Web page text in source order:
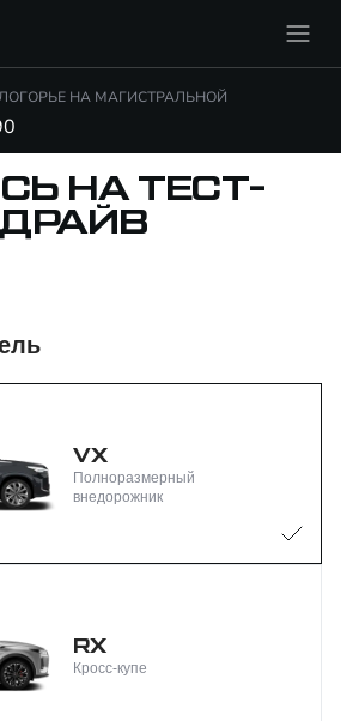
НА МАГИСТРАЛЬНОЙ
НА ТЕСТ-
ДРАЙВ
VX
Полноразмерный
внедорожник
RX
Кросс-купе